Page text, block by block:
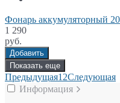
Фонарь аккумуляторный
1 290
руб.
Добавить
Показать еще
Предыдущая1 2Следующая
Информация